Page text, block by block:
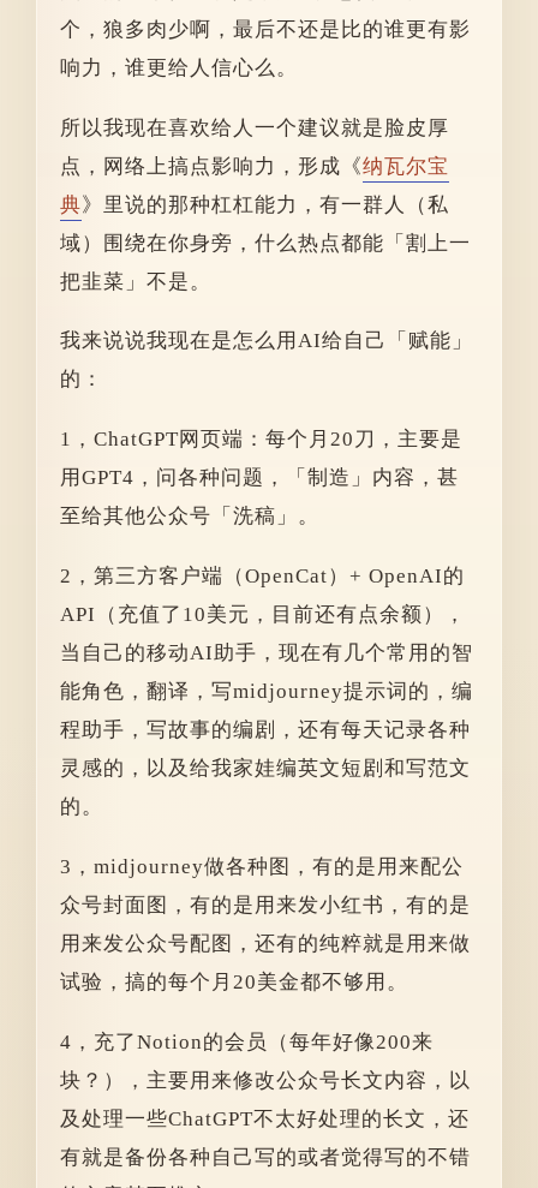
个，狼多肉少啊，最后不还是比的谁更有影
响力，谁更给人信心么。
所以我现在喜欢给人一个建议就是脸皮厚
点，网络上搞点影响力，形成《纳瓦尔宝
典》里说的那种杠杠能力，有一群人（私
域）围绕在你身旁，什么热点都能「割上一
把韭菜」不是。
我来说说我现在是怎么用AI给自己「赋能」
的：
1，ChatGPT网页端：每个月20刀，主要是
用GPT4，问各种问题，「制造」内容，甚
至给其他公众号「洗稿」。
2，第三方客户端（OpenCat）+ OpenAI的
API（充值了10美元，目前还有点余额），
当自己的移动AI助手，现在有几个常用的智
能角色，翻译，写midjourney提示词的，编
程助手，写故事的编剧，还有每天记录各种
灵感的，以及给我家娃编英文短剧和写范文
的。
3，midjourney做各种图，有的是用来配公
众号封面图，有的是用来发小红书，有的是
用来发公众号配图，还有的纯粹就是用来做
试验，搞的每个月20美金都不够用。
4，充了Notion的会员（每年好像200来
块？），主要用来修改公众号长文内容，以
及处理一些ChatGPT不太好处理的长文，还
有就是备份各种自己写的或者觉得写的不错